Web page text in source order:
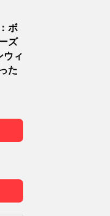
ボ
ズ
ウィ
た